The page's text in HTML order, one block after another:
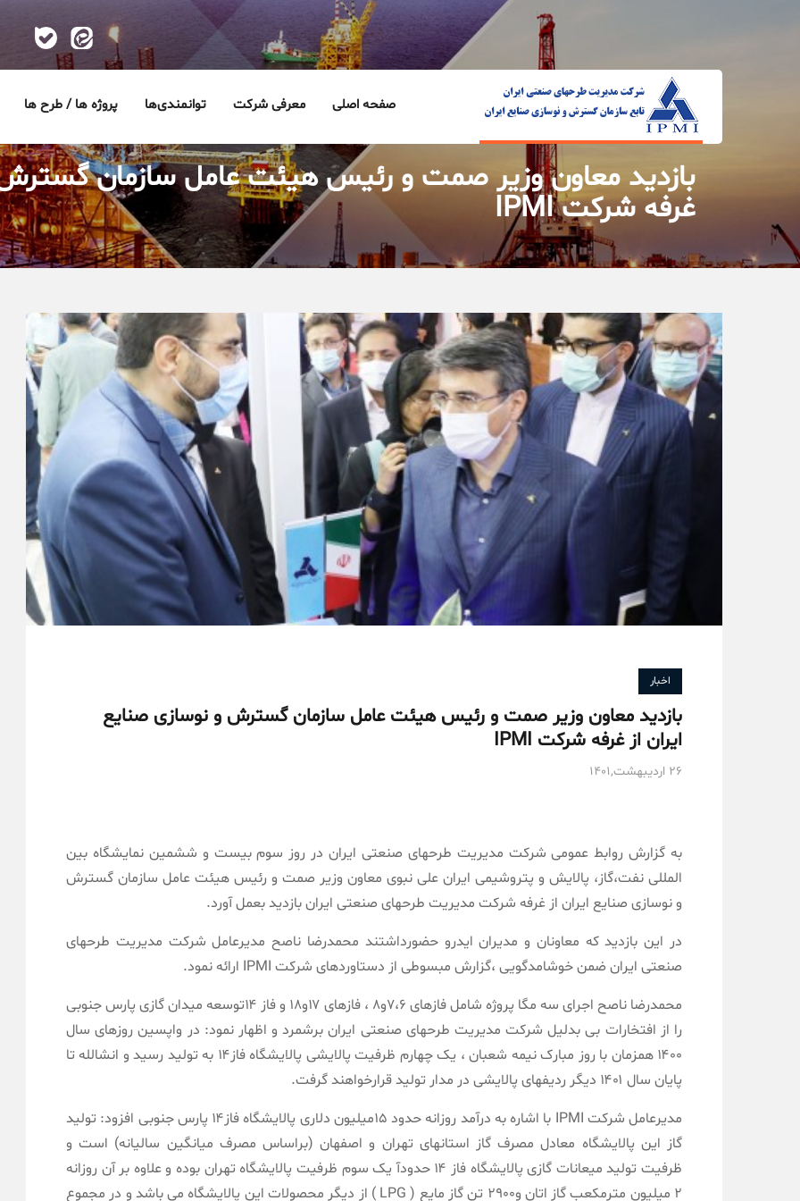
صفحه اصلی معرفی شرکت توانمندی‌ها پروژه ها / طرح ها
بازدید معاون وزیر صمت و رئیس هیئت عامل سازمان گسترش
غرفه شرکت IPMI
اخبار
بازدید معاون وزیر صمت و رئیس هیئت عامل سازمان گسترش و نوسازی صنایع
ایران از غرفه شرکت IPMI
۲۶ اردیبهشت,۱۴۰۱
به گزارش روابط عمومی شرکت مدیریت طرحهای صنعتی ایران در روز سوم بیست و ششمین نمایشگاه بین
المللی نفت،گاز، پالایش و پتروشیمی ایران علی نبوی معاون وزیر صمت و رئیس هیئت عامل سازمان گسترش
و نوسازی صنایع ایران از غرفه شرکت مدیریت طرحهای صنعتی ایران بازدید بعمل آورد.
در این بازدید که معاونان و مدیران ایدرو حضورداشتند محمدرضا ناصح مدیرعامل شرکت مدیریت طرحهای
صنعتی ایران ضمن خوشامدگویی ،گزارش مبسوطی از دستاوردهای شرکت IPMI ارائه نمود.
محمدرضا ناصح اجرای سه مگا پروژه شامل فازهای ۷،۶و۸ ، فازهای ۱۷و۱۸ و فاز ۱۴توسعه میدان گازی پارس جنوبی
را از افتخارات بی بدلیل شرکت مدیریت طرحهای صنعتی ایران برشمرد و اظهار نمود: در واپسین روزهای سال
۱۴۰۰ همزمان با روز مبارک نیمه شعبان ، یک چهارم ظرفیت پالایشی پالایشگاه فاز۱۴ به تولید رسید و انشالله تا
پایان سال ۱۴۰۱ دیگر ردیفهای پالایشی در مدار تولید قرارخواهند گرفت.
مدیرعامل شرکت IPMI با اشاره به درآمد روزانه حدود ۱۵میلیون دلاری پالایشگاه فاز۱۴ پارس جنوبی افزود: تولید
گاز این پالایشگاه معادل مصرف گاز استانهای تهران و اصفهان (براساس مصرف میانگین سالیانه) است و
ظرفیت تولید میعانات گازی پالایشگاه فاز ۱۴ حدودآ یک سوم ظرفیت پالایشگاه تهران بوده و علاوه بر آن روزانه
۲ میلیون مترمکعب گاز اتان و۲۹۰۰ تن گاز مایع ( LPG ) از دیگر محصولات این پالایشگاه می باشد و در مجموع